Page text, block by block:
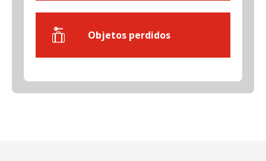
Objetos perdidos